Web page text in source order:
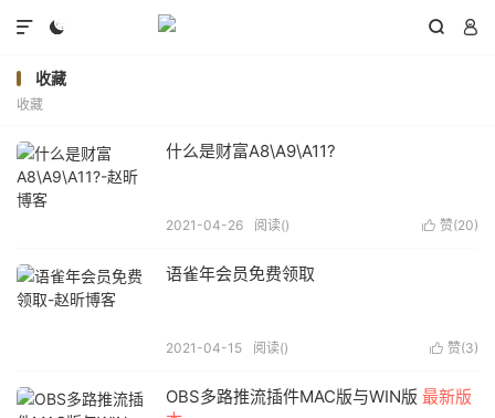
  

收藏
收藏
什么是财富A8\A9\A11?
 赞(20)
2021-04-26 阅读()
语雀年会员免费领取
 赞(3)
2021-04-15 阅读()
OBS多路推流插件MAC版与WIN版 最新版